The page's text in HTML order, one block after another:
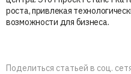
роста, привлекая
возможности для бизнеса.
Поделиться статьей в соц.